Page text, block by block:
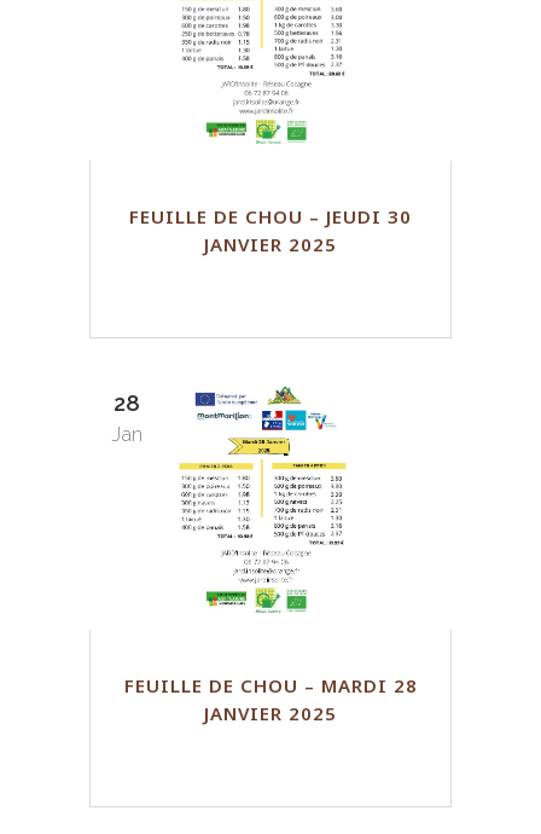
FEUILLE DE CHOU – JEUDI 30
JANVIER 2025
28
Jan
FEUILLE DE CHOU – MARDI 28
JANVIER 2025